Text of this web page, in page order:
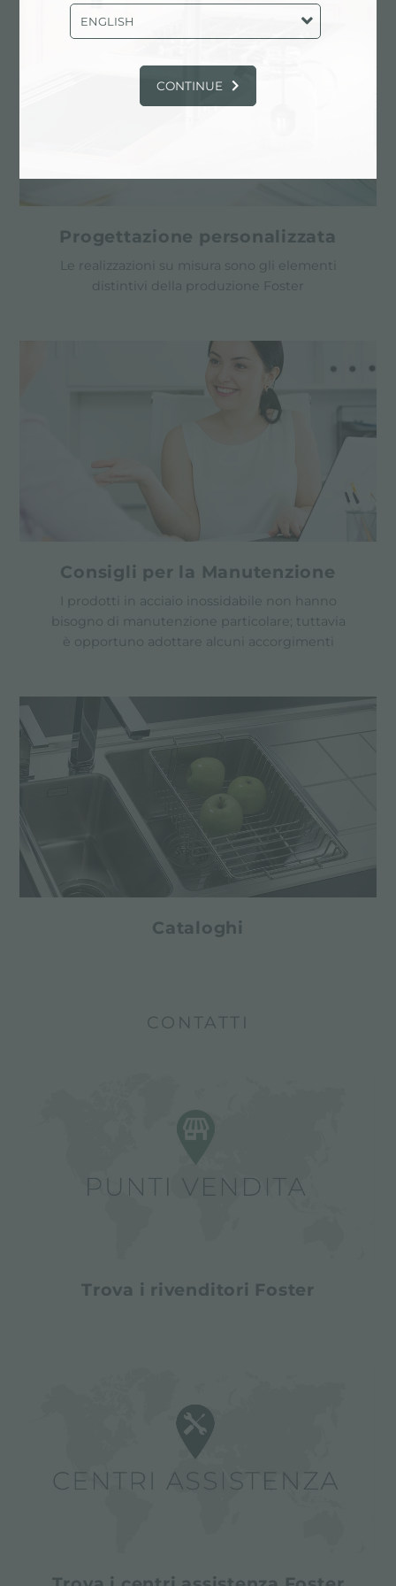
Progettazione personalizzata
Le realizzazioni su misura sono gli elementi
distintivi della produzione Foster
Consigli per la Manutenzione
I prodotti in acciaio inossidabile non hanno
bisogno di manutenzione particolare; tuttavia
è opportuno adottare alcuni accorgimenti
Cataloghi
CONTATTI
Trova i rivenditori Foster
ENGLISH
CONTINUE